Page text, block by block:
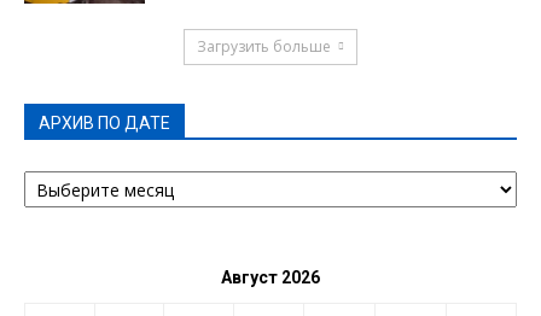
Загрузить больше
АРХИВ ПО ДАТЕ
АРХИВ
ПО
Август 2026